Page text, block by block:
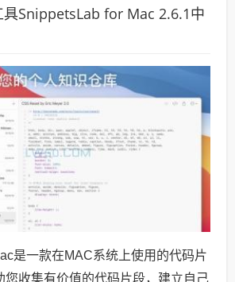
SnippetsLab for Mac 2.6.1中
是一款在MAC系统上使用的代码片
您收集有价值的代码片段，建立自己